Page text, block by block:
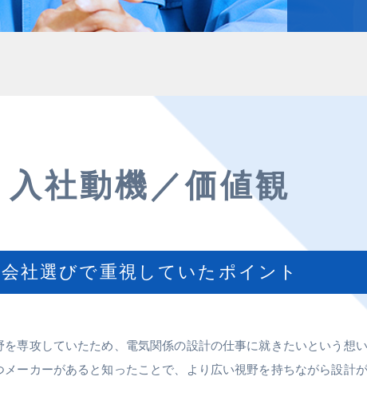
入社動機／価値観
会社選びで重視していたポイント
専攻していたため、電気関係の設計の仕事に就きたいという想
ーカーがあると知ったことで、より広い視野を持ちながら設計